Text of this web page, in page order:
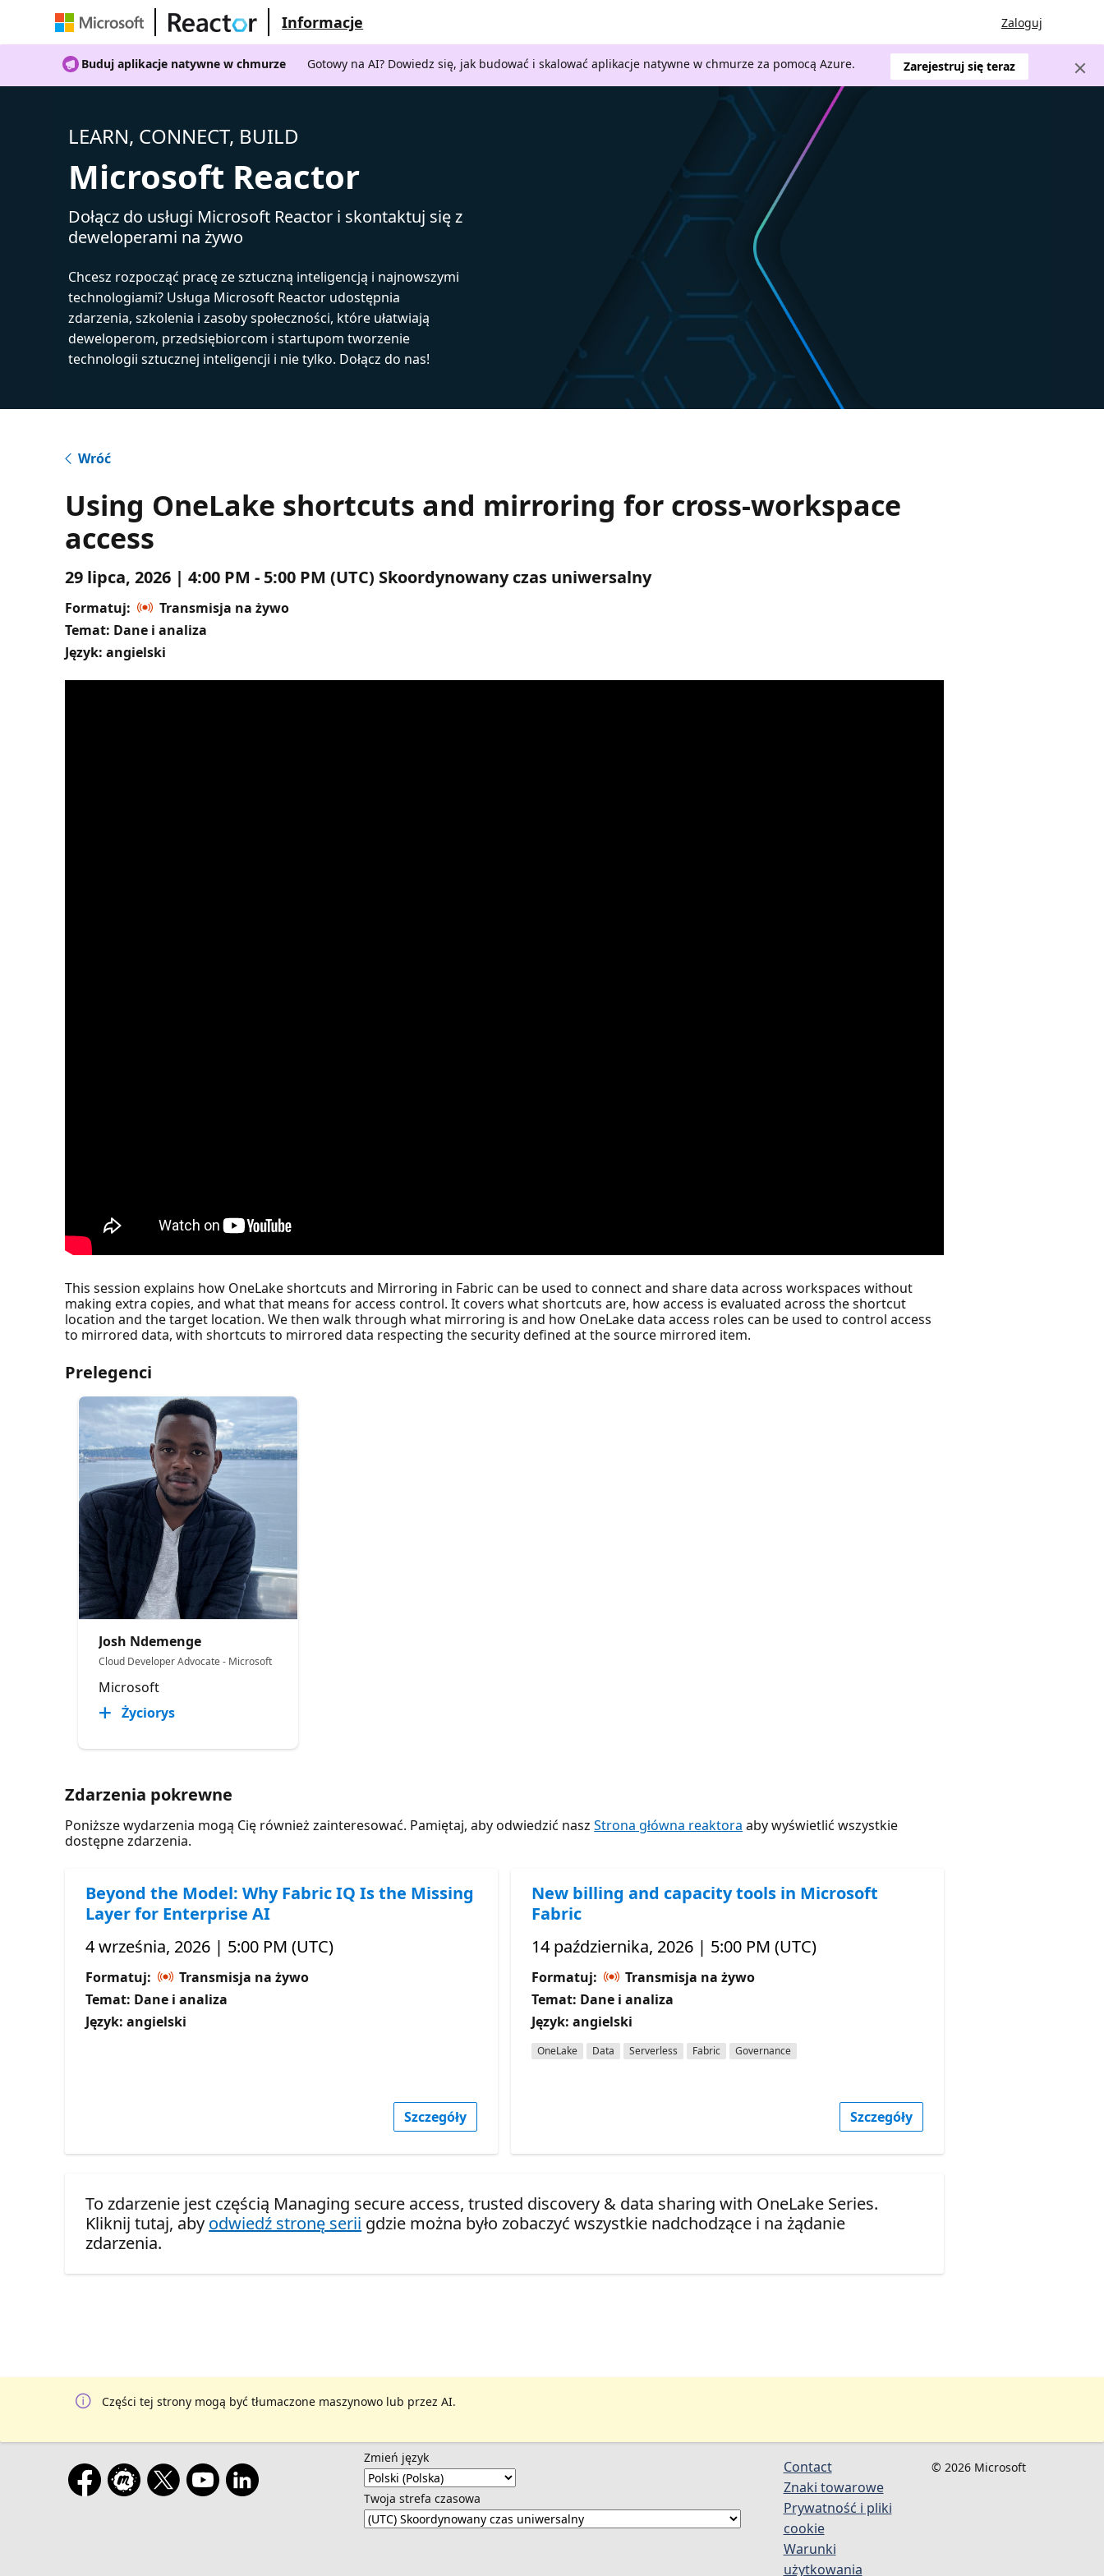
Informacje Zaloguj
Buduj aplikacje natywne w chmurze Gotowy na AI? Dowiedz się, jak budować i skalować aplikacje natywne w chmurze za pomocą Azure. Zarejestruj się teraz
LEARN, CONNECT, BUILD
Microsoft Reactor
Dołącz do usługi Microsoft Reactor i skontaktuj się z
deweloperami na żywo
Chcesz rozpocząć pracę ze sztuczną inteligencją i najnowszymi
technologiami? Usługa Microsoft Reactor udostępnia
zdarzenia, szkolenia i zasoby społeczności, które ułatwiają
deweloperom, przedsiębiorcom i startupom tworzenie
technologii sztucznej inteligencji i nie tylko. Dołącz do nas!
Wróć
Using OneLake shortcuts and mirroring for cross-workspace
access
29 lipca, 2026 | 4:00 PM - 5:00 PM (UTC) Skoordynowany czas uniwersalny
Formatuj:
Transmisja na żywo
Temat: Dane i analiza
Język: angielski
This session explains how OneLake shortcuts and Mirroring in Fabric can be used to connect and share data across workspaces without
making extra copies, and what that means for access control. It covers what shortcuts are, how access is evaluated across the shortcut
location and the target location. We then walk through what mirroring is and how OneLake data access roles can be used to control access
to mirrored data, with shortcuts to mirrored data respecting the security defined at the source mirrored item.
Prelegenci
Josh Ndemenge
Cloud Developer Advocate - Microsoft
Microsoft
Życiorys
Zdarzenia pokrewne
Poniższe wydarzenia mogą Cię również zainteresować. Pamiętaj, aby odwiedzić naszStrona główna reaktora aby wyświetlić wszystkie
dostępne zdarzenia.
Beyond the Model: Why Fabric IQ Is the Missing
Layer for Enterprise AI
4 września, 2026 | 5:00 PM (UTC)
Formatuj:
Transmisja na żywo
Temat: Dane i analiza
Język: angielski
Szczegóły
New billing and capacity tools in Microsoft
Fabric
14 października, 2026 | 5:00 PM (UTC)
Formatuj:
Transmisja na żywo
Temat: Dane i analiza
Język: angielski
OneLake Data Serverless Fabric Governance
Szczegóły
To zdarzenie jest częścią Managing secure access, trusted discovery & data sharing with OneLake Series.
Kliknij tutaj, aby odwiedź stronę serii gdzie można było zobaczyć wszystkie nadchodzące i na żądanie
zdarzenia.
Części tej strony mogą być tłumaczone maszynowo lub przez AI.
Zmień język
Twoja strefa czasowa
Contact
Znaki towarowe
Prywatność i pliki
cookie
Warunki
użytkowania
© 2026 Microsoft